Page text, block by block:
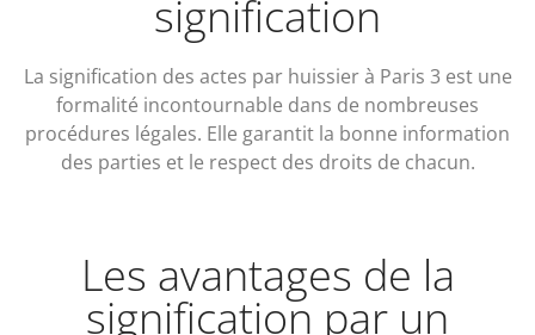
signification
La signification des actes par huissier à Paris 3 est une
formalité incontournable dans de nombreuses
procédures légales. Elle garantit la bonne information
des parties et le respect des droits de chacun.
Les avantages de la
signification par un